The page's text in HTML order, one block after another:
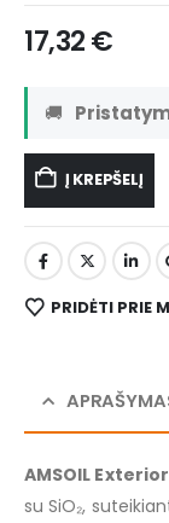
17,32€
🚚
Į KREPŠELĮ
PRIDĖTI PRIE
AMSOIL
su SiO₂,